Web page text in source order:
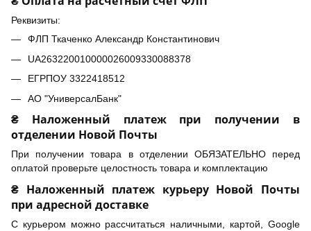
Реквизиты:
ФЛП Ткаченко Александр Константинович
UA263220010000026009330088378
ЕГРПОУ 3322418512
АО "УниверсалБанк"
₴ Наложенный платеж при получении в
отделении Новой Почты
При получении товара в отделении ОБЯЗАТЕЛЬНО перед
оплатой проверьте целостность товара и комплектацию
₴ Наложенный платеж курьеру Новой Почты
при адресной доставке
С курьером можно рассчитаться наличными, картой, Google